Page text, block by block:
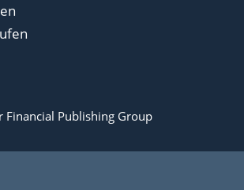
Financial Publishing Group